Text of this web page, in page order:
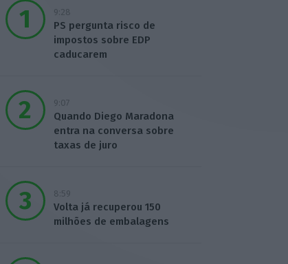
9:28
PS pergunta risco de
impostos sobre EDP
caducarem
9:07
Quando Diego Maradona
entra na conversa sobre
taxas de juro
8:59
Volta já recuperou 150
milhões de embalagens